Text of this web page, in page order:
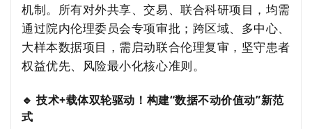
机制。所有对外共享、交易、联合科研项目，均需
通过院内伦理委员会专项审批；跨区域、多中心、
大样本数据项目，需启动联合伦理复审，坚守患者
权益优先、风险最小化核心准则。
🔹 技术+载体双轮驱动！构建“数据不动价值动”新范
式